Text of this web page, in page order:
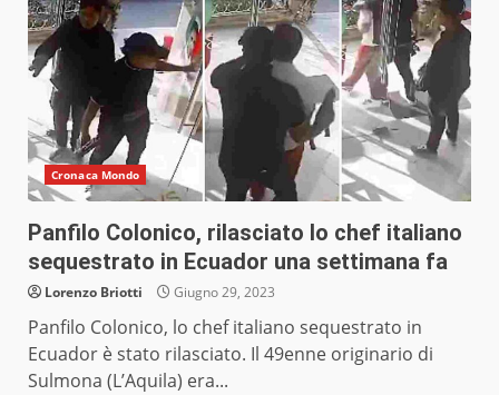
Cronaca Mondo
Panfilo Colonico, rilasciato lo chef italiano
sequestrato in Ecuador una settimana fa
Lorenzo Briotti Giugno 29, 2023
Panfilo Colonico, lo chef italiano sequestrato in
Ecuador è stato rilasciato. Il 49enne originario di
Sulmona (L’Aquila) era...